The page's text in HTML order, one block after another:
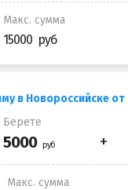
Макс. сумма
15000
в Новороссийске от
Берете
Макс. сумма